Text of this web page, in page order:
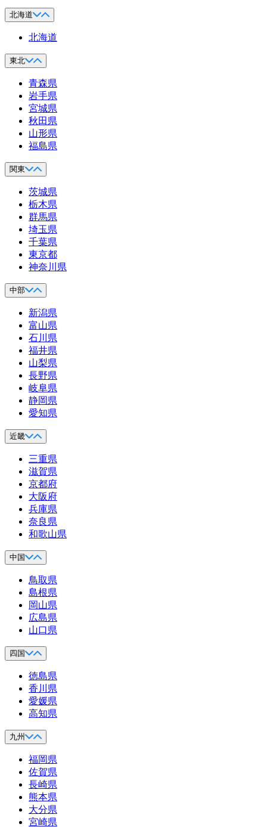
北海道
北海道
東北
青森県
岩手県
宮城県
秋田県
山形県
福島県
関東
茨城県
栃木県
群馬県
埼玉県
千葉県
東京都
神奈川県
中部
新潟県
富山県
石川県
福井県
山梨県
長野県
岐阜県
静岡県
愛知県
近畿
三重県
滋賀県
京都府
大阪府
兵庫県
奈良県
和歌山県
中国
鳥取県
島根県
岡山県
広島県
山口県
四国
徳島県
香川県
愛媛県
高知県
九州
福岡県
佐賀県
長崎県
熊本県
大分県
宮崎県